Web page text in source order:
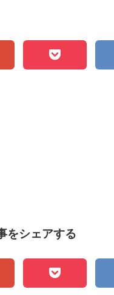
をシェアする